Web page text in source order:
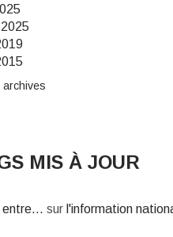
archives
MIS À JOUR
entre... sur l'information